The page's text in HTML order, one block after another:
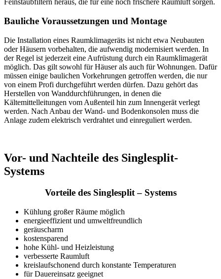
Feinstaubfiltern heraus, die für eine noch frischere Raumluft sorgen.
Bauliche Voraussetzungen und Montage
Die Installation eines Raumklimageräts ist nicht etwa Neubauten
oder Häusern vorbehalten, die aufwendig modernisiert werden. In
der Regel ist jederzeit eine Aufrüstung durch ein Raumklimagerät
möglich. Das gilt sowohl für Häuser als auch für Wohnungen. Dafür
müssen einige baulichen Vorkehrungen getroffen werden, die nur
von einem Profi durchgeführt werden dürfen. Dazu gehört das
Herstellen von Wanddurchführungen, in denen die
Kältemittelleitungen vom Außenteil hin zum Innengerät verlegt
werden. Nach Anbau der Wand- und Bodenkonsolen muss die
Anlage zudem elektrisch verdrahtet und einreguliert werden.
Vor- und Nachteile des Singlesplit-
Systems
Vorteile des Singlesplit – Systems
Kühlung großer Räume möglich
energieeffizient und umweltfreundlich
geräuscharm
kostensparend
hohe Kühl- und Heizleistung
verbesserte Raumluft
kreislaufschonend durch konstante Temperaturen
für Dauereinsatz geeignet